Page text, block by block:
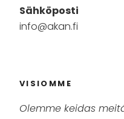
Sähköposti
info@akan.fi
VISIOMME
Olemme keidas